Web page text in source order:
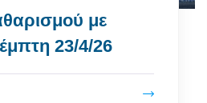
με
23/4/26